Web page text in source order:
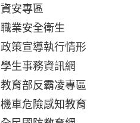
資安專區
職業安全衛生
政策宣導執行情形
學生事務資訊網
教育部反霸凌專區
機車危險感知教育